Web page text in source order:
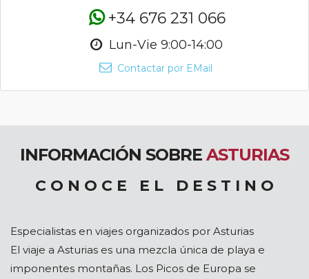
+34 676 231 066
Lun-Vie 9:00-14:00
Contactar por EMail
INFORMACIÓN SOBRE ASTURIAS
C O N O C E E L D E S T I N O
Especialistas en viajes organizados por Asturias
El viaje a Asturias es una mezcla única de playa e
imponentes montañas. Los Picos de Europa se